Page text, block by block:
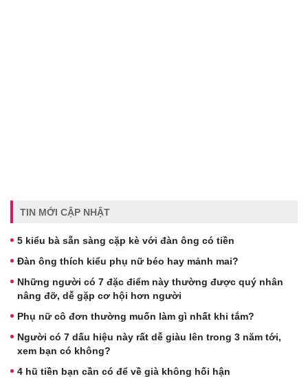
TIN MỚI CẬP NHẬT
5 kiểu bà sẵn sàng cặp kè với đàn ông có tiền
Đàn ông thích kiểu phụ nữ béo hay mảnh mai?
Những người có 7 đặc điểm này thường được quý nhân
nâng đỡ, dễ gặp cơ hội hơn người
Phụ nữ cô đơn thường muốn làm gì nhất khi tắm?
Người có 7 dấu hiệu này rất dễ giàu lên trong 3 năm tới,
xem bạn có không?
4 hũ tiền bạn cần có để về già không hối hận